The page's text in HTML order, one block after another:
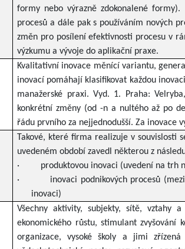
formy nebo výrazně zdokonalené
procesů a dále pak s používáním nových
změn pro posílení efektivnosti procesu v
výzkumu a vývoje do aplikační praxe.
Kvalitativní inovace měnící variantu,
inovací pomáhají klasifikovat každou
manažerské praxi. Vyd. 1. Praha:
konkrétní změny (od -n a nultého až po
řádu prvního za nejjednodušší. Za inovace
Takové, které firma realizuje v souvislosti
uvedeném období zavedl některou z
· produktovou inovaci (uvedení na trh
· inovaci podnikových procesů
inovaci)
Všechny aktivity, subjekty, sítě, vztahy
ekonomického růstu, stimulant zvyšování
organizace, vysoké školy a jimi